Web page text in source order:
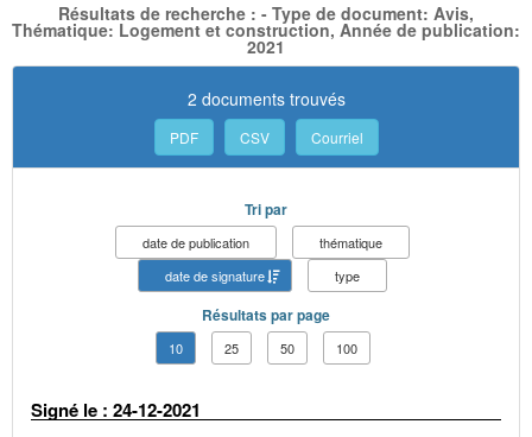
Résultats de recherche : - Type de document: Avis,
Thématique: Logement et construction, Année de publication:
2021
2 documents trouvés
PDF CSV Courriel
Tri par
date de publication
thématique
date de signature
type
Résultats par page
10 25 50 100
Signé le : 24-12-2021